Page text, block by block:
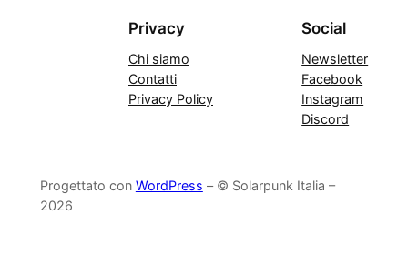
Privacy
Chi siamo
Contatti
Privacy Policy
Social
Newsletter
Facebook
Instagram
Discord
Progettato con WordPress – © Solarpunk Italia –
2026